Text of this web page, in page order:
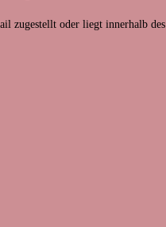
zugestellt oder liegt innerhalb des